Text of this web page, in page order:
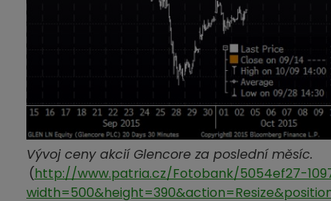
Vývoj ceny akcií Glencore za poslední měsíc.
(http://www.patria.cz/Fotobank/5054ef27-